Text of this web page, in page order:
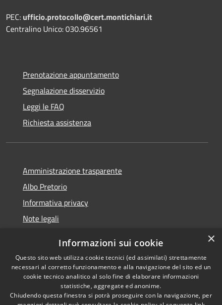
PEC: ufficio.protocollo@cert.montichiari.it
Centralino Unico: 030.96561
Prenotazione appuntamento
Segnalazione disservizio
Leggi le FAQ
Richiesta assistenza
Amministrazione trasparente
Albo Pretorio
Informativa privacy
Note legali
RSS Copyright © 2026 • Comune di
×
Informazioni sui cookie
Questo sito web utilizza cookie tecnici (ed assimilati) strettamente
necessari al corretto funzionamento e alla navigazione del sito ed un
cookie tecnico analitico al solo fine di elaborare informazioni
statistiche, aggregate ed anonime.
Chiudendo questa finestra si potrà proseguire con la navigazione, per